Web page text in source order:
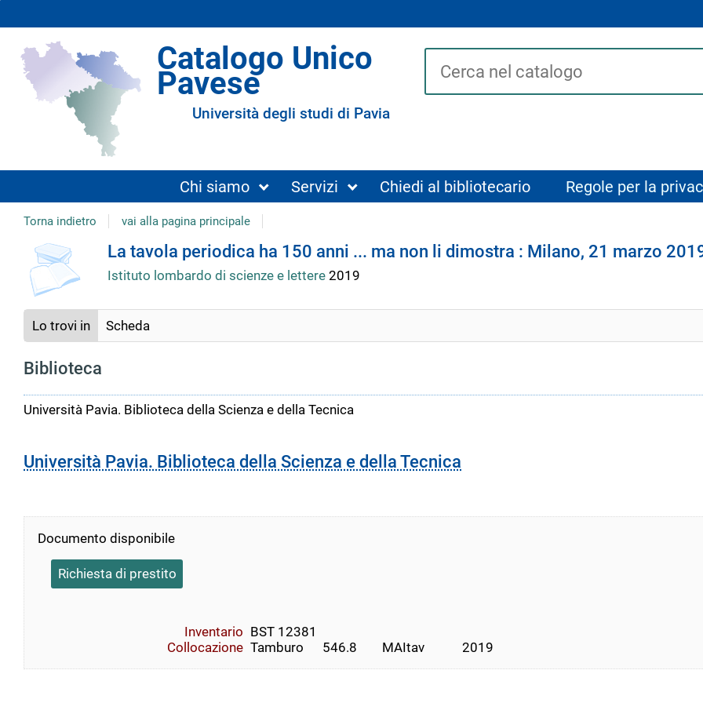
Catalogo Unico
Pavese
Università degli studi di Pavia
Cerca su "Catalogo"
Chi siamo Servizi Chiedi al bibliotecario Regole per la
Torna indietro vai alla pagina principale
Dettaglio
del
documento
La tavola periodica ha 150 anni ... ma non li dimostra : Milano, 21 marzo
Istituto lombardo di scienze e lettere 2019
Lo trovi in Scheda
Biblioteca
Università Pavia. Biblioteca della Scienza e della Tecnica
Università Pavia. Biblioteca della Scienza e della Tecnica
Documento disponibile
Richiesta di prestito
Inventario BST 12381
Collocazione Tamburo      546.8        MAItav            2019